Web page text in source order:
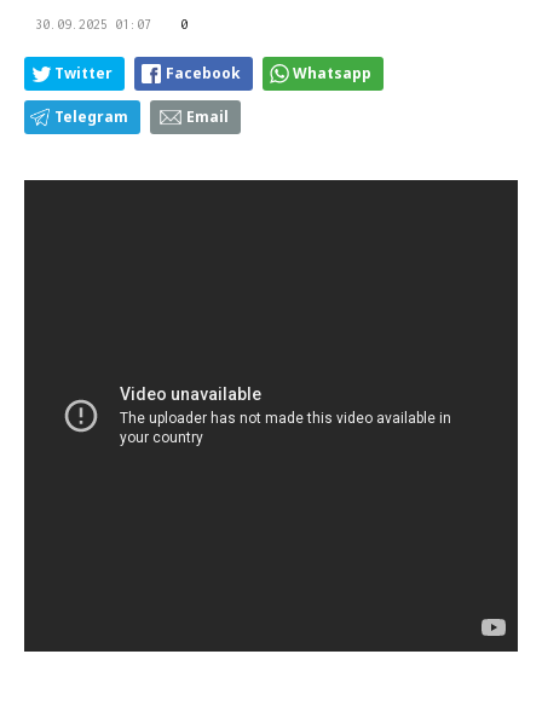
30.09.2025 01:07 0
Twitter Facebook Whatsapp
Telegram Email